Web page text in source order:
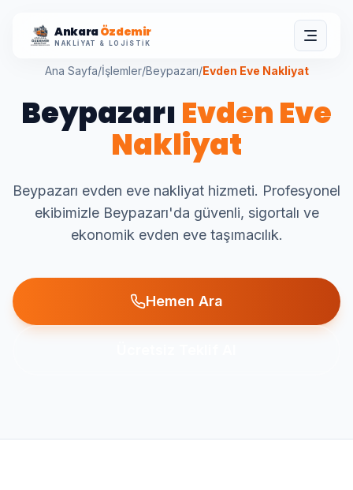
AnkaraÖzdemir
NAKLIYAT & LOJISTIK
Ana Sayfa/İşlemler/Beypazarı/Evden Eve Nakliyat
Beypazarı Evden Eve
Nakliyat
Beypazarı evden eve nakliyat hizmeti. Profesyonel
ekibimizle Beypazarı'da güvenli, sigortalı ve
ekonomik evden eve taşımacılık.
Hemen Ara